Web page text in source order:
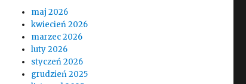
maj 2026
kwiecień 2026
marzec 2026
luty 2026
styczeń 2026
grudzień 2025